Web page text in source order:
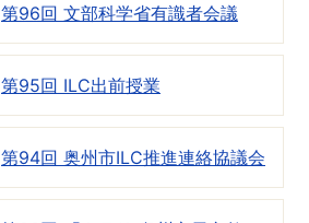
第96回 文部科学省有識者会議
第95回 ILC出前授業
第94回 奥州市ILC推進連絡協議会